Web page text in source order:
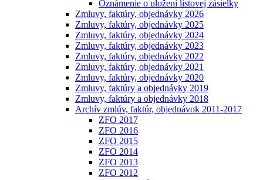
Oznámenie o uložení listovej zásielky
Zmluvy, faktúry, objednávky 2026
Zmluvy, faktúry, objednávky 2025
Zmluvy, faktúry, objednávky 2024
Zmluvy, faktúry, objednávky 2023
Zmluvy, faktúry, objednávky 2022
Zmluvy, faktúry, objednávky 2021
Zmluvy, faktúry, objednávky 2020
Zmluvy, faktúry a objednávky 2019
Zmluvy, faktúry a objednávky 2018
Archív zmlúv, faktúr, objednávok 2011-2017
ZFO 2017
ZFO 2016
ZFO 2015
ZFO 2014
ZFO 2013
ZFO 2012